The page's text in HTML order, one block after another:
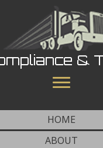
&
HOME
ABOUT